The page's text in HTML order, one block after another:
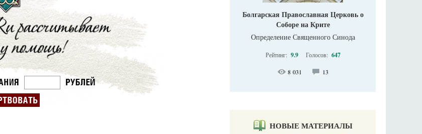
Болгарская Православная Церковь о
Соборе на Крите
Определение Священного Синода
Рейтинг: 9.9 Голосов: 647
8 031 13
НОВЫЕ МАТЕРИАЛЫ